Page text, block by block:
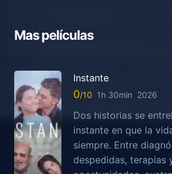
Mas películas
Instante
0 1h 30min 2026
Dos historias se
instante en que la
siempre. Entre
despedidas, terapias